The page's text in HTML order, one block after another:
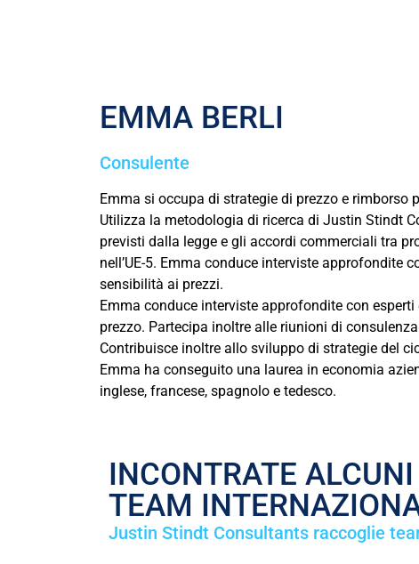
EMMA BERLI
Consulente
Emma si occupa di strategie di prezzo e rimborso
Utilizza la metodologia di ricerca di Justin Stindt
previsti dalla legge e gli accordi commerciali tra
nell’UE-5. Emma conduce interviste approfondite
sensibilità ai prezzi.
Emma conduce interviste approfondite con
prezzo. Partecipa inoltre alle riunioni di
Contribuisce inoltre allo sviluppo di strategie del
Emma ha conseguito una laurea in economia
inglese, francese, spagnolo e tedesco.
INCONTRATE
TEAM
Justin Stindt Consultants raccoglie